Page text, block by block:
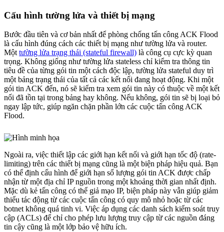
Cấu hình tường lửa và thiết bị mạng
Bước đầu tiên và cơ bản nhất để phòng chống tấn công ACK Flood
là cấu hình đúng cách các thiết bị mạng như tường lửa và router.
Một tường lửa trạng thái (stateful firewall) là công cụ cực kỳ quan
trọng. Không giống như tường lửa stateless chỉ kiểm tra thông tin
tiêu đề của từng gói tin một cách độc lập, tường lửa stateful duy trì
một bảng trạng thái của tất cả các kết nối đang hoạt động. Khi một
gói tin ACK đến, nó sẽ kiểm tra xem gói tin này có thuộc về một kết
nối đã tồn tại trong bảng hay không. Nếu không, gói tin sẽ bị loại bỏ
ngay lập tức, giúp ngăn chặn phần lớn các cuộc tấn công ACK
Flood.
Ngoài ra, việc thiết lập các giới hạn kết nối và giới hạn tốc độ (rate-
limiting) trên các thiết bị mạng cũng là một biện pháp hiệu quả. Bạn
có thể định cấu hình để giới hạn số lượng gói tin ACK được chấp
nhận từ một địa chỉ IP nguồn trong một khoảng thời gian nhất định.
Mặc dù kẻ tấn công có thể giả mạo IP, biện pháp này vẫn giúp giảm
thiểu tác động từ các cuộc tấn công có quy mô nhỏ hoặc từ các
botnet không quá tinh vi. Việc áp dụng các danh sách kiểm soát truy
cập (ACLs) để chỉ cho phép lưu lượng truy cập từ các nguồn đáng
tin cậy cũng là một lớp bảo vệ hữu ích.